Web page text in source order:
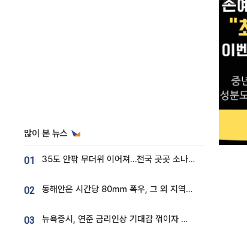
많이 본 뉴스
01 35도 안팎 무더위 이어져…전국 곳곳 소나기 [오늘 날씨]
02 동해안은 시간당 80㎜ 폭우, 그 외 지역은 폭염…‘극과 극 날씨’
03 뉴욕증시, 연준 금리인상 기대감 꺾이자 상승...S&P500 사상 최고치 [종합]